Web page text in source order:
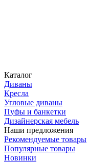
Каталог
Диваны
Кресла
Угловые диваны
Пуфы и банкетки
Дизайнерская мебель
Наши предложения
Рекомендуемые товары
Популярные товары
Новинки